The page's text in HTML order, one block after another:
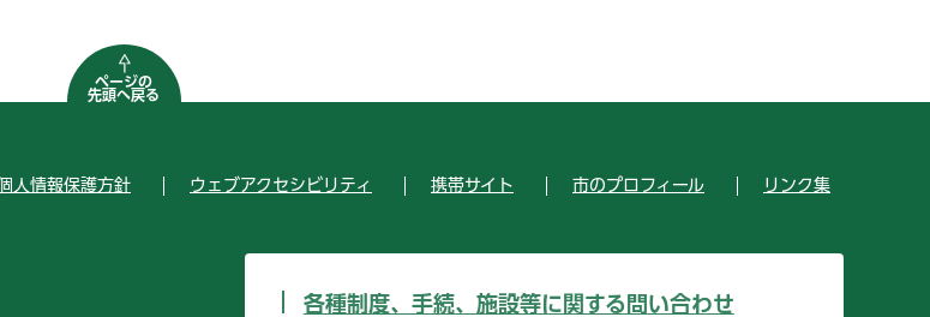
ページの
先頭へ戻る
人情報保護方針 ウェブアクセシビリティ 携帯サイト 市のプロフィール リンク集
各種制度、手続、施設等に関する問い合わせ